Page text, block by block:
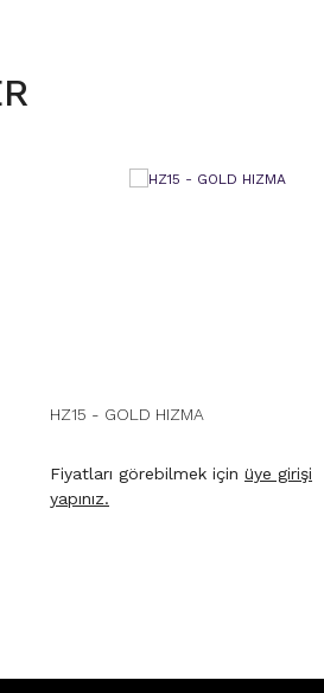
HZ15 - GOLD HIZMA
Fiyatları görebilmek için üye girişi
yapınız.